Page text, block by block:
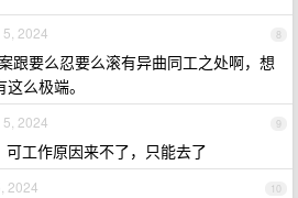
8
5, 2024
跟要么忍要么滚有异曲同工之处啊，想
么极端。
9
5, 2024
可工作原因来不了，只能去了
10
2024